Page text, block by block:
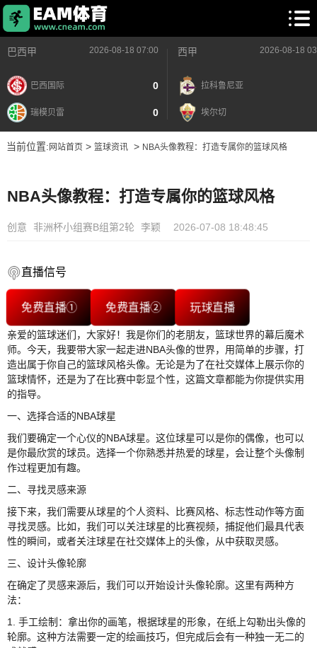
巴西甲 2026-08-18 07:00
巴西国际 0
瑞模贝雷 0
西甲 2026-08-18
拉科鲁尼亚
埃尔切
当前位置: 网站首页> 篮球资讯> NBA头像教程：打造专属你的篮球风格
NBA头像教程：打造专属你的篮球风格
创意 非洲杯小组赛B组第2轮 李颖 2026-07-08 18:48:45
直播信号
免费直播① 免费直播② 玩球直播
亲爱的篮球迷们，大家好！我是你们的老朋友，篮球世界的幕后魔术
师。今天，我要带大家一起走进NBA头像的世界，用简单的步骤，打
造出属于你自己的篮球风格头像。无论是为了在社交媒体上展示你的
篮球情怀，还是为了在比赛中彰显个性，这篇文章都能为你提供实用
的指导。
一、选择合适的NBA球星
我们要确定一个心仪的NBA球星。这位球星可以是你的偶像，也可以
是你最欣赏的球员。选择一个你熟悉并热爱的球星，会让整个头像制
作过程更加有趣。
二、寻找灵感来源
接下来，我们需要从球星的个人资料、比赛风格、标志性动作等方面
寻找灵感。比如，我们可以关注球星的比赛视频，捕捉他们最具代表
性的瞬间，或者关注球星在社交媒体上的头像，从中获取灵感。
三、设计头像轮廓
在确定了灵感来源后，我们可以开始设计头像轮廓。这里有两种方
法：
1. 手工绘制：拿出你的画笔，根据球星的形象，在纸上勾勒出头像的
轮廓。这种方法需要一定的绘画技巧，但完成后会有一种独一无二的